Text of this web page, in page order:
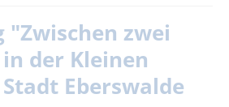
"Zwischen zwei
der Kleinen
Eberswalde